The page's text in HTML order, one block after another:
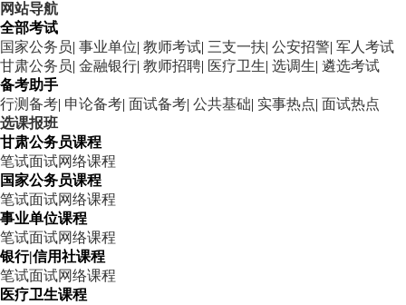
网站导航
全部考试
国家公务员| 事业单位| 教师考试| 三支一扶| 公安招警| 军人考试
甘肃公务员| 金融银行| 教师招聘| 医疗卫生| 选调生| 遴选考试
备考助手
行测备考| 申论备考| 面试备考| 公共基础| 实事热点| 面试热点
选课报班
甘肃公务员课程
笔试面试网络课程
国家公务员课程
笔试面试网络课程
事业单位课程
笔试面试网络课程
银行|信用社课程
笔试面试网络课程
医疗卫生课程